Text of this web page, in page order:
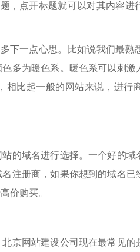
点开标题就可以对其内容进
一点心思。比如说我们最熟
多为暖色系。暖色系可以刺
相比起一般的网站来说，进行
域名进行选择。一个好的域
注册商，如果你想到的域名已
价购买。
北京网站建设公司 现在最常见的